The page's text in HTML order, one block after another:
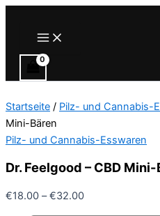
Main
Menu
Startseite / Pilz- und Cannabis-
Mini-Bären
Pilz- und Cannabis-Esswaren
Dr. Feelgood – CBD
€18.00 –€32.00Preisspanne: